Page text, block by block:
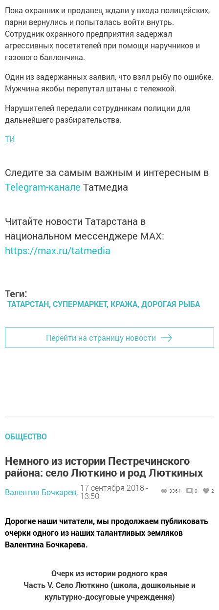
Пока охранник и продавец ждали у входа полицейских,
парни вернулись и попыталась войти внутрь.
Сотрудник охранного предприятия задержал
агрессивных посетителей при помощи наручников и
газового баллончика.
Один из задержанных заявил, что взял рыбу по ошибке.
Мужчина якобы перепутал штаны с тележкой.
Нарушителей передали сотрудникам полиции для
дальнейшего разбирательства.
ТИ
Следите за самым важным и интересным в
Telegram-канале Татмедиа
Читайте новости Татарстана в
национальном мессенджере MАХ:
https://max.ru/tatmedia
Теги:
ТАТАРСТАН, СУПЕРМАРКЕТ, КРАЖА, ДОРОГАЯ РЫБА
Перейти на страницу новости
ОБЩЕСТВО
Немного из истории Пестречинского
района: село Люткино и род Люткиных
Валентин Бочкарев, 17 сентября 2018 -
13:50
3364 0 2
Дорогие наши читатели, мы продолжаем публиковать
очерки одного из наших талантливых земляков
Валентина Бочкарева.
Очерк из истории родного края
Часть V. Село Люткино (школа, дошкольные и
культурно-досуговые учреждения)